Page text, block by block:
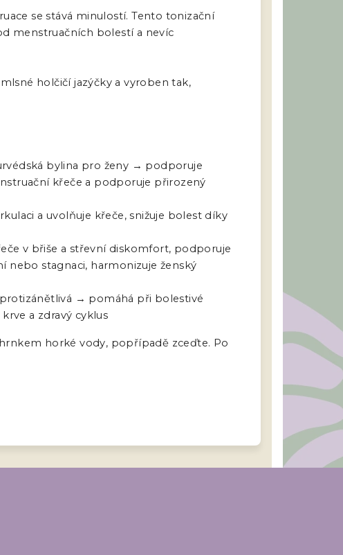
se stává minulostí. Tento tonizační
menstruačních bolestí a nevíc
holčičí jazýčky a vyroben tak,
bylina pro ženy → podporuje
křeče a podporuje přirozený
a uvolňuje křeče, snižuje bolest díky
v břiše a střevní diskomfort, podporuje
nebo stagnaci, harmonizuje ženský
→ pomáhá při bolestivé
a zdravý cyklus
horké vody, popřípadě zceďte. Po